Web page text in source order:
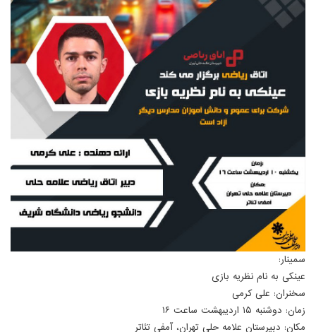
سمینار:
عینکی به نام نظریه بازی
سخنران: علی کرمی
زمان: دوشنبه ۱۵ اردیبهشت ساعت ۱۶
مکان: دبیرستان علامه حلی تهران، آمفی تئاتر